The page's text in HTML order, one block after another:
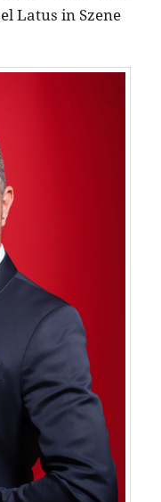
Latus in Szene